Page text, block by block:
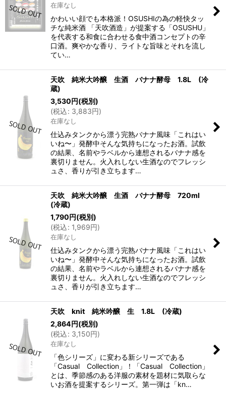
在庫なし
かわいい顔でも本格派！OSUSHIの為の軽快タッ
チな純米酒 「天吹酒造」が提案する「OSUSHU」
を代表する和食に合わせる食中酒コンセプトの辛
口酒。爽やかな香り、ライトな旨味とそれを流し
てい…
天吹 純米大吟醸 生酒 バナナ酵母 1.8L (冷
蔵)
3,530円(税別)
(税込: 3,883円)
在庫なし
仕込みタンクから漂う完熟バナナ風味「これはい
いね〜」発酵中そんな気持ちになったお酒。試飲
の結果、名前やラベルから連想されるバナナ感を
裏切りません。火入れしない生酒なのでフレッシ
ュさ、香りが引き立ちます…
天吹 純米大吟醸 生酒 バナナ酵母 720ml
(冷蔵)
1,790円(税別)
(税込: 1,969円)
在庫なし
仕込みタンクから漂う完熟バナナ風味「これはい
いね〜」発酵中そんな気持ちになったお酒。試飲
の結果、名前やラベルから連想されるバナナ感を
裏切りません。火入れしない生酒なのでフレッシ
ュさ、香りが引き立ちます…
天吹 knit 純米吟醸 生 1.8L (冷蔵)
2,864円(税別)
(税込: 3,150円)
在庫なし
「色シリーズ」に変わる新シリーズである
「Casual Collection」！「Casual Collection」
とは、季節感のある洋服の素材を題材に気取らな
いお酒を提案するシリーズ。第一弾は「kn…